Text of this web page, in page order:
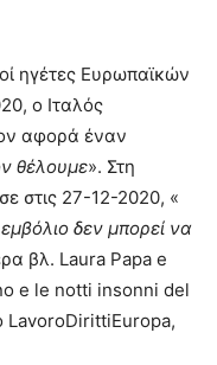
ηγέτες Ευρωπαϊκών
ο Ιταλός
αφορά έναν
θέλουμε». Στη
στις 27-12-2020, «
δεν μπορεί να
βλ. Laura Papa e
e le notti insonni del
LavoroDirittiEuropa,